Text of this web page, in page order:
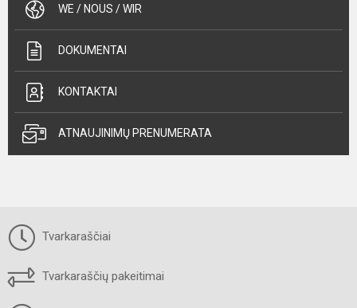
WE / NOUS / WIR
DOKUMENTAI
KONTAKTAI
ATNAUJINIMŲ PRENUMERATA
Tvarkaraščiai
Tvarkaraščių pakeitimai